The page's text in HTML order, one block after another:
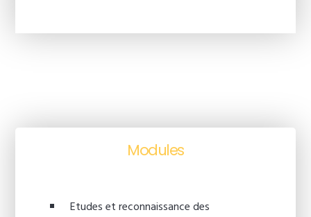
Modules
Etudes et reconnaissance des